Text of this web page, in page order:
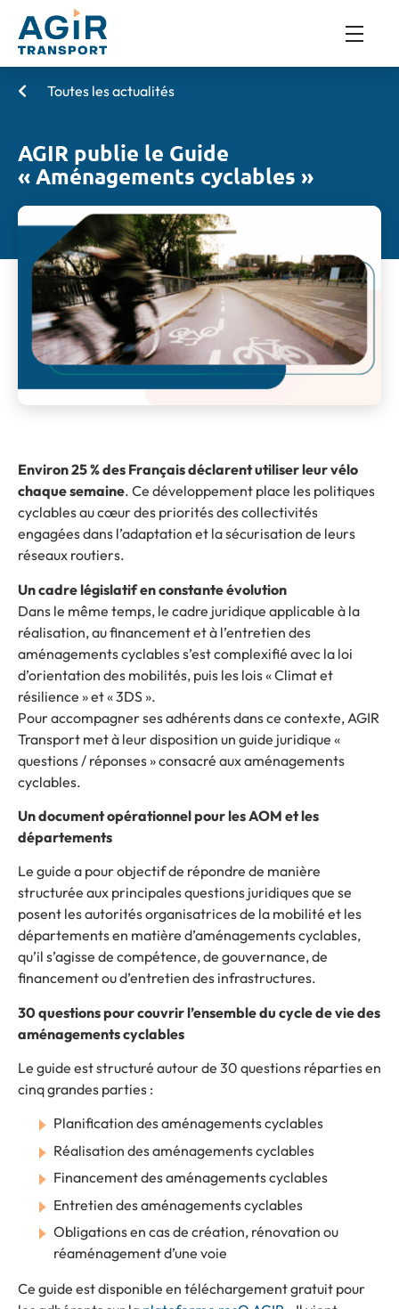
Toutes les actualités
AGIR publie le Guide
« Aménagements cyclables »
Environ 25 % des Français déclarent utiliser leur vélo
chaque semaine. Ce développement place les politiques
cyclables au cœur des priorités des collectivités
engagées dans l’adaptation et la sécurisation de leurs
réseaux routiers.
Un cadre législatif en constante évolution
Dans le même temps, le cadre juridique applicable à la
réalisation, au financement et à l’entretien des
aménagements cyclables s’est complexifié avec la loi
d’orientation des mobilités, puis les lois « Climat et
résilience » et « 3DS ».
Pour accompagner ses adhérents dans ce contexte, AGIR
Transport met à leur disposition un guide juridique «
questions / réponses » consacré aux aménagements
cyclables.
Un document opérationnel pour les AOM et les
départements
Le guide a pour objectif de répondre de manière
structurée aux principales questions juridiques que se
posent les autorités organisatrices de la mobilité et les
départements en matière d’aménagements cyclables,
qu’il s’agisse de compétence, de gouvernance, de
financement ou d’entretien des infrastructures.
30 questions pour couvrir l’ensemble du cycle de vie des
aménagements cyclables
Le guide est structuré autour de 30 questions réparties en
cinq grandes parties :
Planification des aménagements cyclables
Réalisation des aménagements cyclables
Financement des aménagements cyclables
Entretien des aménagements cyclables
Obligations en cas de création, rénovation ou
réaménagement d’une voie
Ce guide est disponible en téléchargement gratuit pour